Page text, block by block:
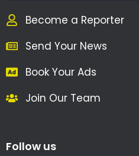
Become a Reporter
Send Your News
Book Your Ads
Join Our Team
Follow us